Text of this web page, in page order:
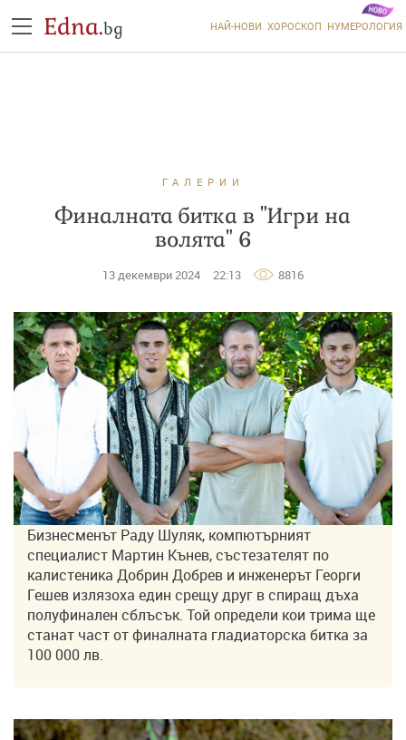
Edna.bg НАЙ-НОВИ ХОРОСКОП НУМЕРОЛОГИЯ
ГАЛЕРИИ
Финалната битка в "Игри на
волята" 6
13 декември 2024 22:13 8816
Бизнесменът Раду Шуляк, компютърният
специалист Мартин Кънев, състезателят по
калистеника Добрин Добрев и инженерът Георги
Гешев излязоха един срещу друг в спиращ дъха
полуфинален сблъсък. Той определи кои трима ще
станат част от финалната гладиаторска битка за
100 000 лв.